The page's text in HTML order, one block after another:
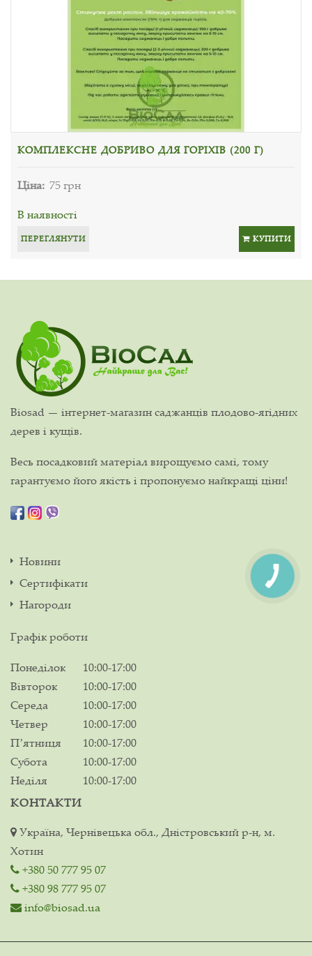
КОМПЛЕКСНЕ ДОБРИВО ДЛЯ ГОРІХІВ (200 Г)
Ціна: 75 грн
В наявності
ПЕРЕГЛЯНУТИ КУПИТИ
Biosad — інтернет-магазин саджанців плодово-ягідних
дерев і кущів.
Весь посадковий матеріал вирощуємо самі, тому
гарантуємо його якість і пропонуємо найкращі ціни!
Новини
Сертифікати
Нагороди
Графік роботи
Понеділок
10:00-17:00
Вівторок
10:00-17:00
Середа
10:00-17:00
Четвер
10:00-17:00
Пʼятниця
10:00-17:00
Субота
10:00-17:00
Неділя
10:00-17:00
КОНТАКТИ
Україна, Чернівецька обл., Дністровський р-н, м.
Хотин
+380 50 777 95 07
+380 98 777 95 07
info@biosad.ua